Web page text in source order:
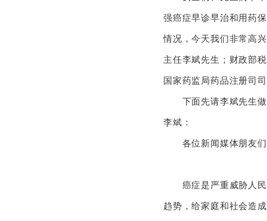
强癌症早诊早治和用药
情况，今天我们非常高
主任李斌先生；财政部
国家药监局药品注册司
下面先请李斌先生做
李斌：
各位新闻媒体朋友们
癌症是严重威胁人民
趋势，给家庭和社会造